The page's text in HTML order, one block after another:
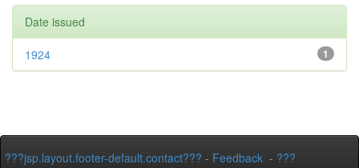
Date issued
1
1924
???jsp.layout.footer-default.contact??? - Feedback - ???